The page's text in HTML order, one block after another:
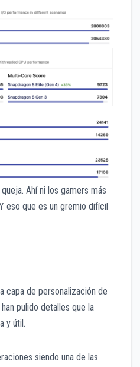
Ahí ni los gamers más
eso que es un gremio difícil
capa de personalización de
pulido detalles que la
y útil.
siendo una de las